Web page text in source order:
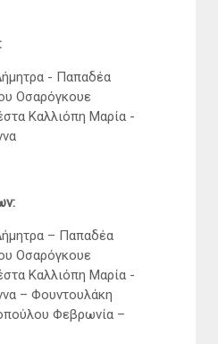
- Παπαδέα
Οσαρόγκουε
Καλλιόπη Μαρία -
– Παπαδέα
Οσαρόγκουε
Καλλιόπη Μαρία -
– Φουντουλάκη
Φεβρωνία –